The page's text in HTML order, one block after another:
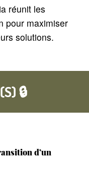
réunit les
pour maximiser
solutions.
🔒
d’un